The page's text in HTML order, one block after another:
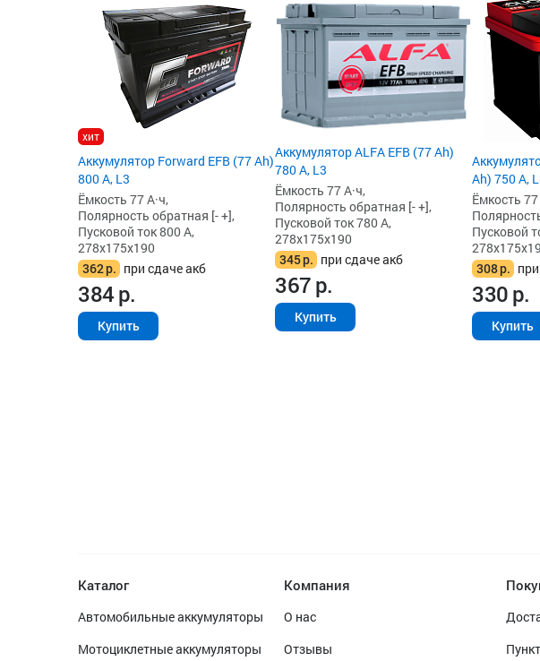
хит
Аккумулятор Forward EFB (77 Ah)
800 А, L3
Ёмкость 77 А·ч,
Полярность обратная [- +],
Пусковой ток 800 А,
278x175x190
362р. при сдаче акб
384р.
Купить
Аккумулятор ALFA EFB (77 Ah)
780 А, L3
Ёмкость 77 А·ч,
Полярность обратная [- +],
Пусковой ток 780 А,
278x175x190
345р. при сдаче акб
367р.
Купить
Ah) 750 А,
Ёмкость 77
Пусковой
308р.
330р.
Купить
Каталог
Автомобильные аккумуляторы
Мотоциклетные аккумуляторы
Компания
О нас
Отзывы